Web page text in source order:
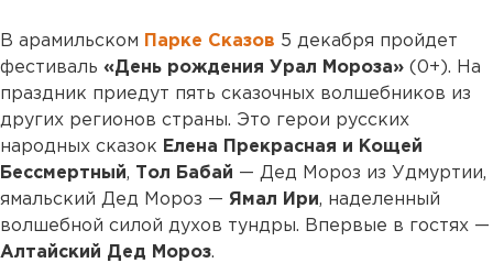
В арамильском Парке Сказов 5 декабря пройдет
фестиваль «День рождения Урал Мороза» (0+). На
праздник приедут пять сказочных волшебников из
других регионов страны. Это герои русских
народных сказок Елена Прекрасная и Кощей
Бессмертный, Тол Бабай — Дед Мороз из Удмуртии,
ямальский Дед Мороз — Ямал Ири, наделенный
волшебной силой духов тундры. Впервые в гостях —
Алтайский Дед Мороз.